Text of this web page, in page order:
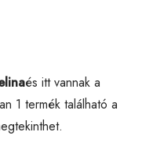
és itt vannak a
1 termék található a